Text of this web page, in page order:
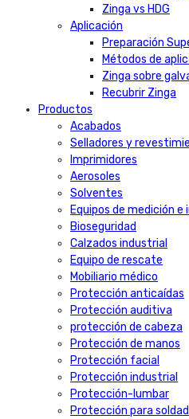
Zinga vs HDG
Aplicación
Preparación
Métodos de
Zinga sobre
Recubrir Zinga
Productos
Acabados
Selladores y
Imprimidores
Aerosoles
Solventes
Equipos de medición e
Bioseguridad
Calzados industrial
Equipo de rescate
Mobiliario médico
Protección anticaídas
Protección auditiva
protección de cabeza
Protección de manos
Protección facial
Protección industrial
Protección-lumbar
Protección para